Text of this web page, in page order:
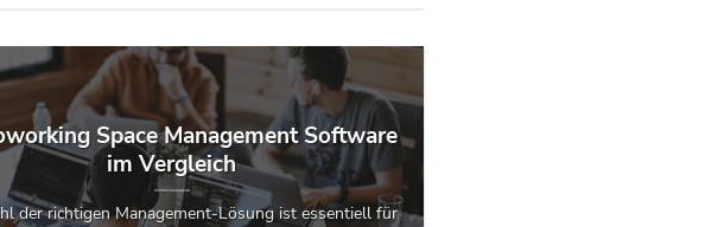
Space Management Software
im Vergleich
der richtigen Management-Lösung ist essentiell für